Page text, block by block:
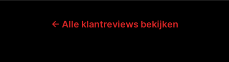
← Alle klantreviews bekijken